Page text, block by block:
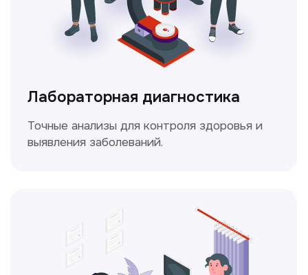
Метод ультразвуковой диагностики,
который используется для оценки
кровотока в сосудах.